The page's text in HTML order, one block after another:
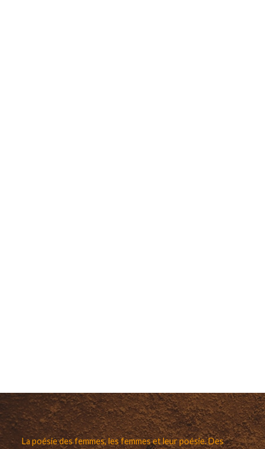
La poésie des femmes, les femmes et leur poésie. Des